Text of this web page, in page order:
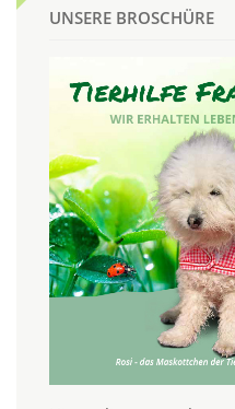
UNSERE BROSCHÜRE